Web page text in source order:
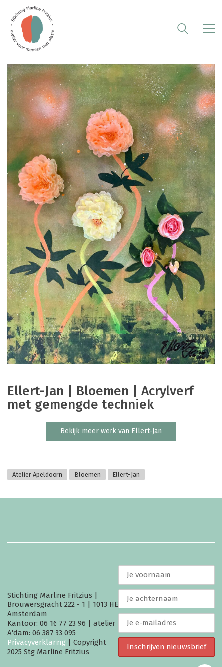
Ellert-Jan | Bloemen | Acrylverf
met gemengde techniek
Bekijk meer werk van Ellert-Jan
Atelier Apeldoorn Bloemen Ellert-Jan
Stichting Marline Fritzius |
Brouwersgracht 222 - 1 | 1013 HE
Amsterdam
Kantoor: 06 16 77 23 96 | atelier
A'dam: 06 387 33 095
Privacyverklaring | Copyright
2025 Stg Marline Fritzius